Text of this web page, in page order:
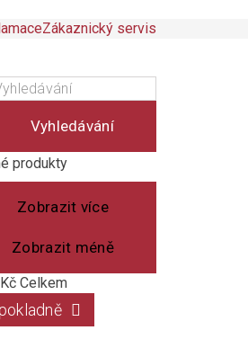
Zákaznický servis
Vyhledávání
produkty
Zobrazit více
Zobrazit méně
Celkem